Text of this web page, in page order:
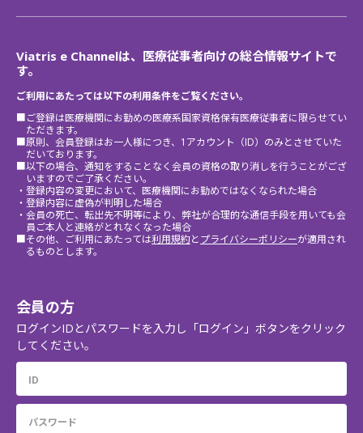
Viatris e Channelは、医療従事者向けの総合情報サイトで
す。
ご利用にあたっては以下の利用条件をご覧ください。
■ご登録は医療機関にお勤めの医療系国家資格保有医療従事者に限らせてい
ただきます。
■原則、会員登録はお一人様につき、1アカウント（ID）のみとさせていた
だいております。
■以下の場合、通知をすることなく会員の資格の取り消しを行うことがござ
いますのでご了承ください。
・登録内容の変更において、医療機関にお勤めではなくなられた場合
・登録内容に虚偽が判明した場合
・会員の死亡、転出先不明等により、弊社が合理的な通信手段を用いても会
員ご本人と連絡がとれなくなった場合
■その他、ご利用にあたっては利用規約とプライバシーポリシーが適用され
るものとします。
会員の方
ログインIDとパスワードを入力し「ログイン」ボタンをクリック
してください。